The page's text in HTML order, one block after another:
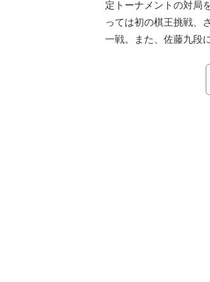
定トーナメントの対局
っては初の棋王挑戦、
一戦。また、佐藤九段
【中継】第48期 棋王